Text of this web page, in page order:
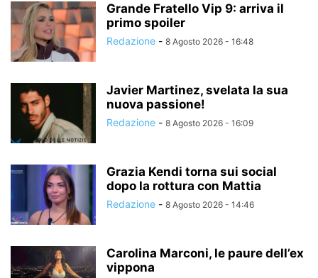
Grande Fratello Vip 9: arriva il
primo spoiler
Redazione - 8 Agosto 2026 - 16:48
Javier Martinez, svelata la sua
nuova passione!
Redazione - 8 Agosto 2026 - 16:09
Grazia Kendi torna sui social
dopo la rottura con Mattia
Redazione - 8 Agosto 2026 - 14:46
Carolina Marconi, le paure dell’ex
vippona